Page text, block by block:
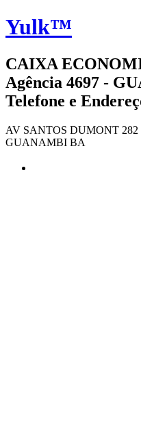
Yulk™
CAIXA
Agência 4697 -
Telefone e
AV SANTOS DUMONT
GUANAMBI BA